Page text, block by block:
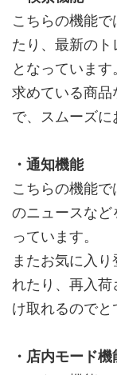
こちらの機能
たり、最新の
となっています
求めている商
で、スムーズに
・通知機能
こちらの機能
のニュースな
っています。
またお気に入
れたり、再入
け取れるのでと
・店内モード機